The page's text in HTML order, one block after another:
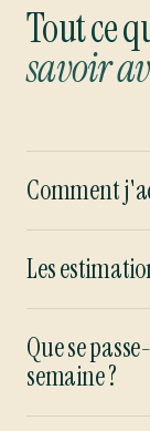
Tout ce
savoir
Comment
Les
Que se
semaine ?